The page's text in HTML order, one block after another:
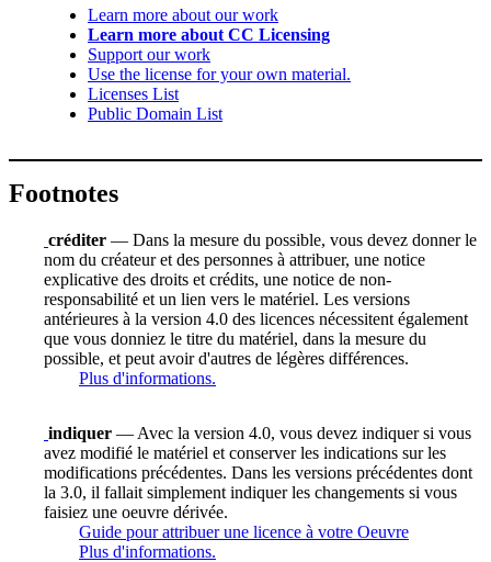
Learn more about our work
Learn more about CC Licensing
Support our work
Use the license for your own material.
Licenses List
Public Domain List
Footnotes
créditer — Dans la mesure du possible, vous devez donner le
nom du créateur et des personnes à attribuer, une notice
explicative des droits et crédits, une notice de non-
responsabilité et un lien vers le matériel. Les versions
antérieures à la version 4.0 des licences nécessitent également
que vous donniez le titre du matériel, dans la mesure du
possible, et peut avoir d'autres de légères différences.
Plus d'informations.
indiquer — Avec la version 4.0, vous devez indiquer si vous
avez modifié le matériel et conserver les indications sur les
modifications précédentes. Dans les versions précédentes dont
la 3.0, il fallait simplement indiquer les changements si vous
faisiez une oeuvre dérivée.
Guide pour attribuer une licence à votre Oeuvre
Plus d'informations.